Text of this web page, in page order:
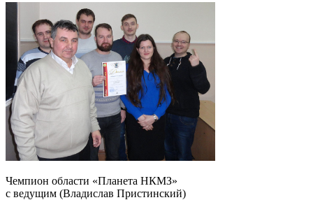
Чемпион области «Планета НКМЗ»
с ведущим (Владислав Пристинский)